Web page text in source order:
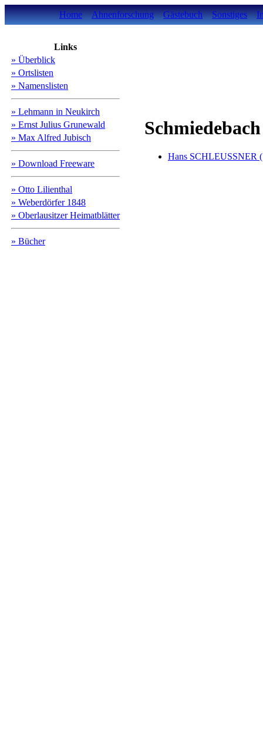
Home Ahnenforschung Gästebuch Sonstiges
Links
» Überblick
» Ortslisten
» Namenslisten
» Lehmann in Neukirch
» Ernst Julius Grunewald
» Max Alfred Jubisch
» Download Freeware
» Otto Lilienthal
» Weberdörfer 1848
» Oberlausitzer Heimatblätter
» Bücher
Hans SCHLEUSSNER